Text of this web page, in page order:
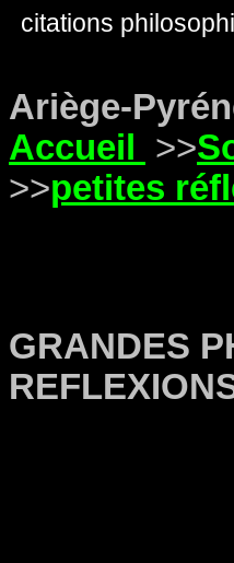
citations
Ariège-
Accueil
>>
>>petites
GRANDES